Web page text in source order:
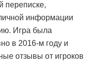
переписке,
информации
Игра была
в 2016-м году и
отзывы от игроков